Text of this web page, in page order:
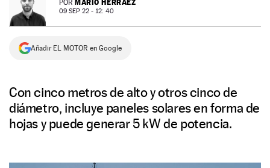
NEWSLETTER
SÍGUENOS
POR MARIO HERRÁEZ
09 SEP 22 - 12: 40
Añadir EL MOTOR en Google
Con cinco metros de alto y otros cinco de
diámetro, incluye paneles solares en forma de
hojas y puede generar 5 kW de potencia.